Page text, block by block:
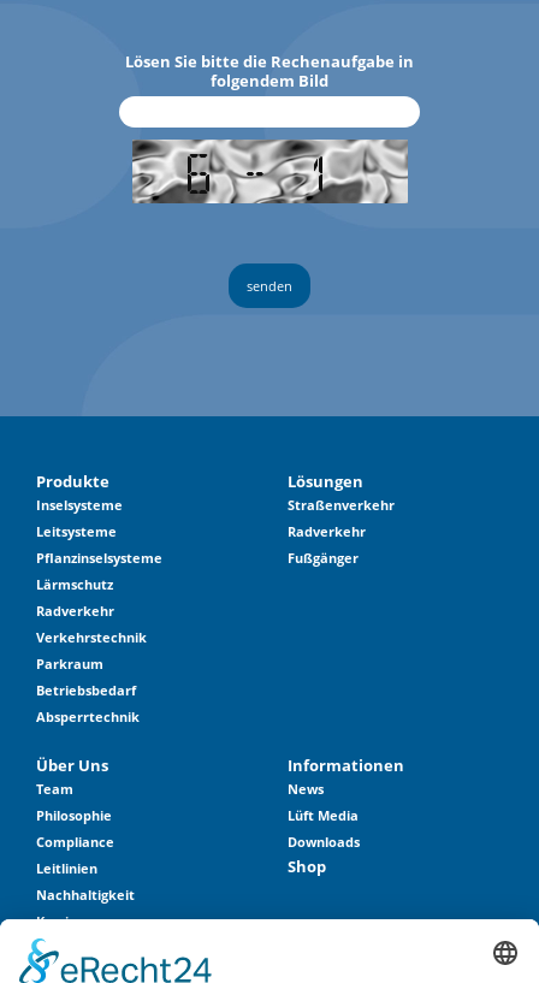
Lösen Sie bitte die Rechenaufgabe in
folgendem Bild
Produkte
Inselsysteme
Leitsysteme
Pflanzinselsysteme
Lärmschutz
Radverkehr
Verkehrstechnik
Parkraum
Betriebsbedarf
Absperrtechnik
Lösungen
Straßenverkehr
Radverkehr
Fußgänger
Über Uns
Team
Philosophie
Compliance
Leitlinien
Nachhaltigkeit
Karriere
Historie
Informationen
News
Lüft Media
Downloads
Shop